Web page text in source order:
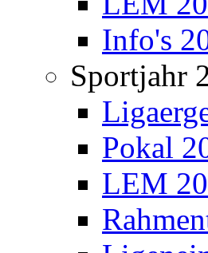
Info's
Sportjahr
Pokal
LEM